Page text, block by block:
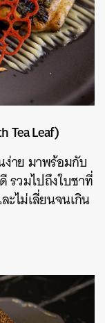
Tea Leaf)
ง่าย มาพร้อมกับ
รวมไปถึงใบชาที่
ไม่เลี่ยนจนเกิน